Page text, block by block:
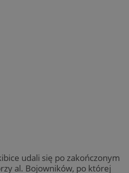
udali się po zakończonym
al. Bojowników, po której